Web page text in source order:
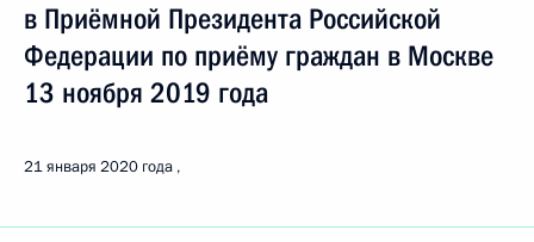
в Приёмной Президента Российской
Федерации по приёму граждан в Москве
13 ноября 2019 года
21 января 2020 года